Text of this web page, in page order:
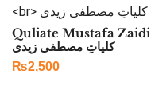
Quliate Mustafa Zaidi
کلیاتِ مصطفی زیدی
₨2,500